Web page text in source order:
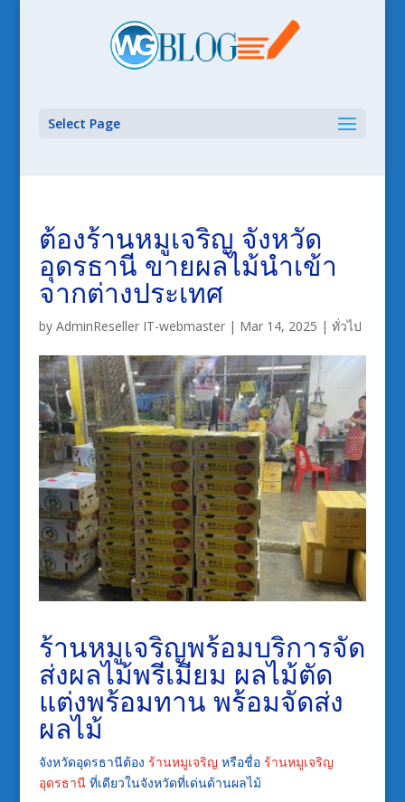
Select Page
ต้องร้านหมูเจริญ จังหวัด
อุดรธานี ขายผลไม้นำเข้า
จากต่างประเทศ
by AdminReseller IT-webmaster| Mar 14, 2025 | ทั่วไป
ร้านหมูเจริญพร้อมบริการจัด
ส่งผลไม้พรีเมียม ผลไม้ตัด
แต่งพร้อมทาน พร้อมจัดส่ง
ผลไม้
จังหวัดอุดรธานีต้อง ร้านหมูเจริญ หรือชื่อ ร้านหมูเจริญ
อุดรธานีที่เดียวในจังหวัดที่เด่นด้านผลไม้